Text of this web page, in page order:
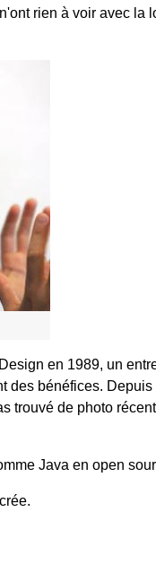
rien à voir avec la
en 1989, un
des bénéfices.
trouvé de photo
Java en open